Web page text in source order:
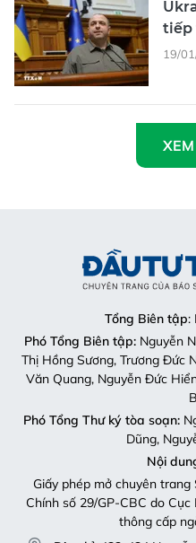
tiếp
19/
Tổng Biên tập:
Phó Tổng Biên tập:Nguyễn
Thị Hồng Sương, Trương Đức
Văn Quang, Nguyễn Đức
Phó Tổng Thư ký tòa soạn:
Dũng,
Nội
Giấy phép mở chuyên trang
Chính số 29/GP-CBC do
thông cấp